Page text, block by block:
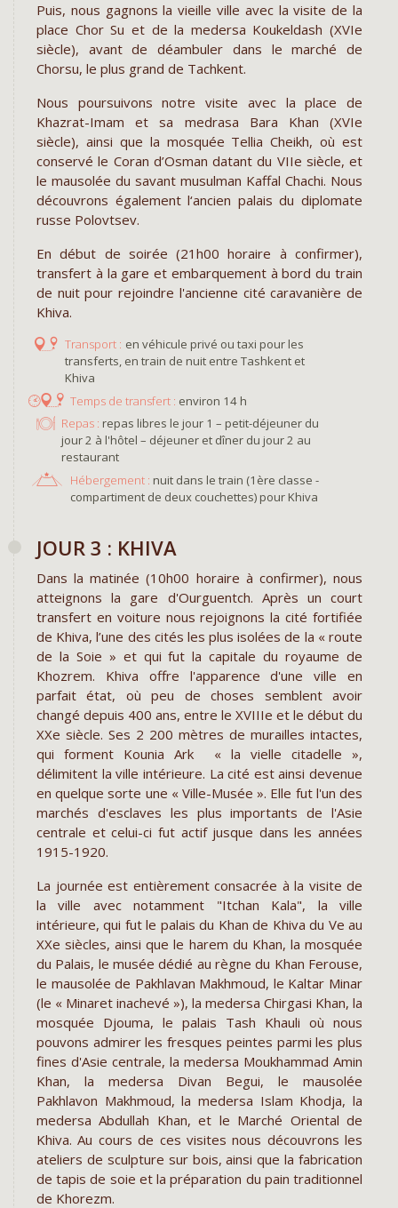
Puis, nous gagnons la vieille ville avec la visite de la
place Chor Su et de la medersa Koukeldash (XVIe
siècle), avant de déambuler dans le marché de
Chorsu, le plus grand de Tachkent.
Nous poursuivons notre visite avec la place de
Khazrat-Imam et sa medrasa Bara Khan (XVIe
siècle), ainsi que la mosquée Tellia Cheikh, où est
conservé le Coran d’Osman datant du VIIe siècle, et
le mausolée du savant musulman Kaffal Chachi. Nous
découvrons également l‘ancien palais du diplomate
russe Polovtsev.
En début de soirée (21h00 horaire à confirmer),
transfert à la gare et embarquement à bord du train
de nuit pour rejoindre l'ancienne cité caravanière de
Khiva.
en véhicule privé ou taxi pour les
transferts, en train de nuit entre Tashkent et
Khiva
environ 14 h
Repas : repas libres le jour 1 – petit-déjeuner du
jour 2 à l'hôtel – déjeuner et dîner du jour 2 au
restaurant
Hébergement : nuit dans le train (1ère classe -
compartiment de deux couchettes) pour Khiva
JOUR 3 : KHIVA
Dans la matinée (10h00 horaire à confirmer), nous
atteignons la gare d'Ourguentch. Après un court
transfert en voiture nous rejoignons la cité fortifiée
de Khiva, l’une des cités les plus isolées de la « route
de la Soie » et qui fut la capitale du royaume de
Khozrem. Khiva offre l'apparence d'une ville en
parfait état, où peu de choses semblent avoir
changé depuis 400 ans, entre le XVIIIe et le début du
XXe siècle. Ses 2 200 mètres de murailles intactes,
qui forment Kounia Ark « la vielle citadelle »,
délimitent la ville intérieure. La cité est ainsi devenue
en quelque sorte une « Ville-Musée ». Elle fut l'un des
marchés d'esclaves les plus importants de l'Asie
centrale et celui-ci fut actif jusque dans les années
1915-1920.
La journée est entièrement consacrée à la visite de
la ville avec notamment "Itchan Kala", la ville
intérieure, qui fut le palais du Khan de Khiva du Ve au
XXe siècles, ainsi que le harem du Khan, la mosquée
du Palais, le musée dédié au règne du Khan Ferouse,
le mausolée de Pakhlavan Makhmoud, le Kaltar Minar
(le « Minaret inachevé »), la medersa Chirgasi Khan, la
mosquée Djouma, le palais Tash Khauli où nous
pouvons admirer les fresques peintes parmi les plus
fines d'Asie centrale, la medersa Moukhammad Amin
Khan, la medersa Divan Begui, le mausolée
Pakhlavon Makhmoud, la medersa Islam Khodja, la
medersa Abdullah Khan, et le Marché Oriental de
Khiva. Au cours de ces visites nous découvrons les
ateliers de sculpture sur bois, ainsi que la fabrication
de tapis de soie et la préparation du pain traditionnel
de Khorezm.